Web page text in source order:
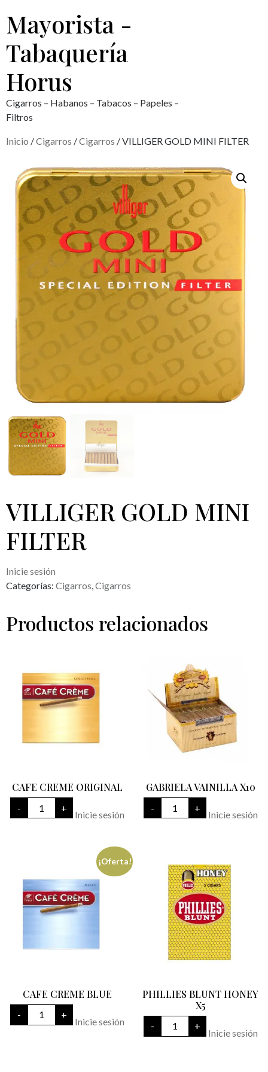
Mayorista -
Tabaquería
Horus
Cigarros – Habanos – Tabacos – Papeles –
Filtros
Inicio /Cigarros /Cigarros / VILLIGER GOLD MINI FILTER
VILLIGER GOLD MINI
FILTER
Inicie sesión
Categorías: Cigarros,Cigarros
Productos relacionados
CAFE CREME ORIGINAL
-
CAFE
CREME
ORIGINAL
+
Inicie sesión
GABRIELA VAINILLA X10
-
GABRIELA
VAINILLA
X10
+
Inicie sesión
¡Oferta!
CAFE CREME BLUE
-
CAFE
CREME
BLUE
+
Inicie sesión
PHILLIES BLUNT HONEY
X5
-
PHILLIES
BLUNT
HONEY
+
Inicie sesión